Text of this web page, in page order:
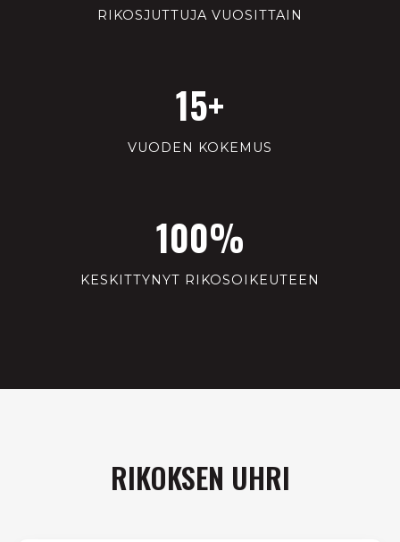
RIKOSJUTTUJA VUOSITTAIN
15+
VUODEN KOKEMUS
100%
KESKITTYNYT RIKOSOIKEUTEEN
RIKOKSEN UHRI